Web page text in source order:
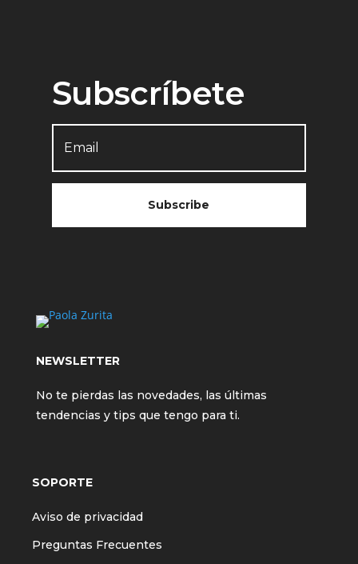
Subscríbete
Subscribe
NEWSLETTER
No te pierdas las novedades, las últimas
tendencias y tips que tengo para ti.
SOPORTE
Aviso de privacidad
Preguntas Frecuentes